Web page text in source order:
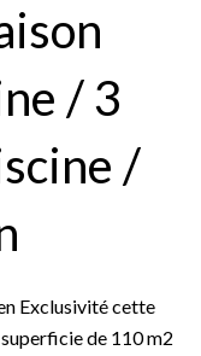
/ 3
/
Exclusivité cette
de 110 m2